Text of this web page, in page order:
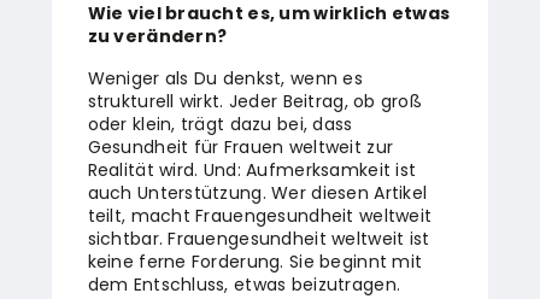
Wie viel braucht es, um wirklich etwas
zu verändern?
Weniger als Du denkst, wenn es
strukturell wirkt. Jeder Beitrag, ob groß
oder klein, trägt dazu bei, dass
Gesundheit für Frauen weltweit zur
Realität wird. Und: Aufmerksamkeit ist
auch Unterstützung. Wer diesen Artikel
teilt, macht Frauengesundheit weltweit
sichtbar. Frauengesundheit weltweit ist
keine ferne Forderung. Sie beginnt mit
dem Entschluss, etwas beizutragen.